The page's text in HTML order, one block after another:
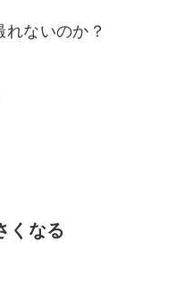
ないのか？
くなる